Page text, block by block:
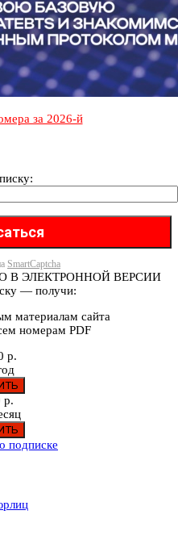
за 2026-й
SmartCaptcha
В ЭЛЕКТРОННОЙ ВЕРСИИ
— получи:
материалам сайта
номерам PDF
р.
р.
подписке